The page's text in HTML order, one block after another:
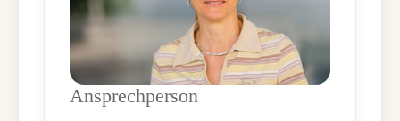
Ansprechperson